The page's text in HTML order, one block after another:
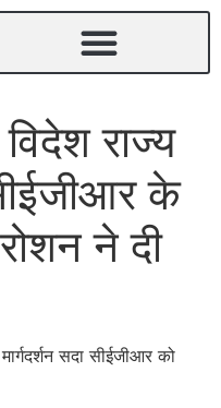
राज्य
के
ने दी
सदा सीईजीआर को